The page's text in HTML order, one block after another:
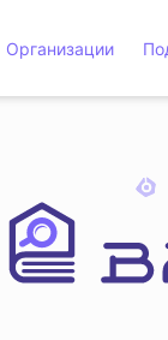
Организации